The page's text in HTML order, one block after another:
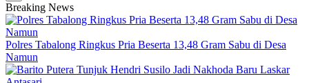
Breaking News
Polres Tabalong Ringkus Pria Beserta 13,48 Gram Sabu di Desa
Namun